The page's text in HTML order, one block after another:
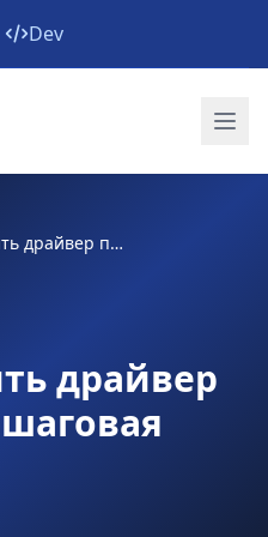
Dev
Как установить драйвер принтера: пошаговая инструкция
драйвер